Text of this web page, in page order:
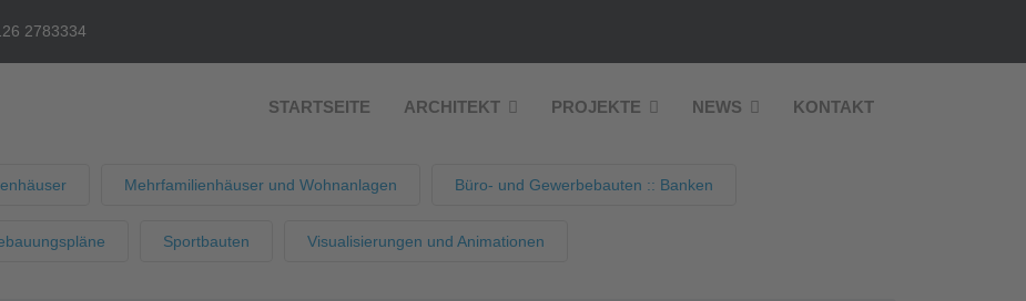
2783334
STARTSEITE ARCHITEKT PROJEKTE NEWS KONTAKT
Mehrfamilienhäuser und Wohnanlagen Büro- und Gewerbebauten :: Banken
Sportbauten Visualisierungen und Animationen